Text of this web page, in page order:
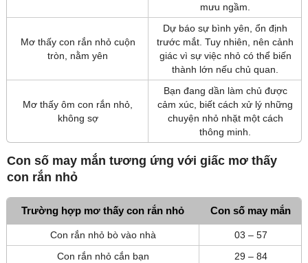
mưu ngầm.
Mơ thấy con rắn nhỏ cuộn
tròn, nằm yên
Dự báo sự bình yên, ổn định
trước mắt. Tuy nhiên, nên cảnh
giác vì sự việc nhỏ có thể biến
thành lớn nếu chủ quan.
Mơ thấy ôm con rắn nhỏ,
không sợ
Bạn đang dần làm chủ được
cảm xúc, biết cách xử lý những
chuyện nhỏ nhặt một cách
thông minh.
Con số may mắn tương ứng với giấc mơ thấy
con rắn nhỏ
Trường hợp mơ thấy con rắn nhỏ Con số may mắn
Con rắn nhỏ bò vào nhà
03 – 57
Con rắn nhỏ cắn bạn
29 – 84